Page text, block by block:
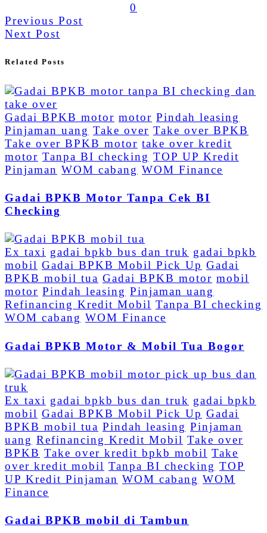
0
Previous Post
Next Post
Related Posts
Gadai BPKB motor motor Pindah leasing
Pinjaman uang Take over Take over BPKB
Take over BPKB motor take over kredit
motor Tanpa BI checking TOP UP Kredit
Pinjaman WOM cabang WOM Finance
Gadai BPKB Motor Tanpa Cek BI
Checking
Ex taxi gadai bpkb bus dan truk gadai bpkb
mobil Gadai BPKB Mobil Pick Up Gadai
BPKB mobil tua Gadai BPKB motor mobil
motor Pindah leasing Pinjaman uang
Refinancing Kredit Mobil Tanpa BI checking
WOM cabang WOM Finance
Gadai BPKB Motor & Mobil Tua Bogor
Ex taxi gadai bpkb bus dan truk gadai bpkb
mobil Gadai BPKB Mobil Pick Up Gadai
BPKB mobil tua Pindah leasing Pinjaman
uang Refinancing Kredit Mobil Take over
BPKB Take over kredit bpkb mobil Take
over kredit mobil Tanpa BI checking TOP
UP Kredit Pinjaman WOM cabang WOM
Finance
Gadai BPKB mobil di Tambun